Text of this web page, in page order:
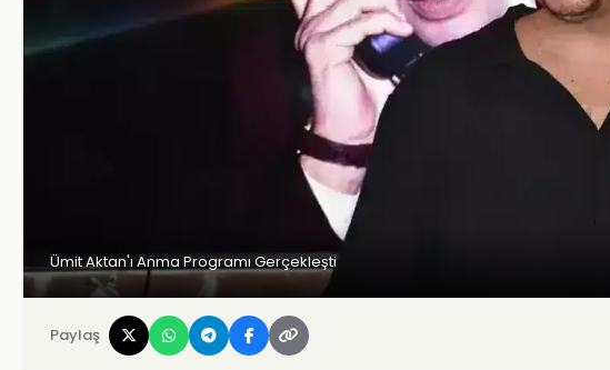
Ümit Aktan'ı Anma Programı Gerçekleşti
Paylaş